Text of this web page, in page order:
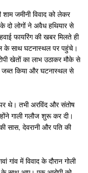
शाम जमीनी विवाद को लेकर
दो लोगों ने अवैध हथियार से
फायरिंग की खबर मिलते ही
के साथ घटनास्थल पर पहुंचे।
खेतों का लाभ उठाकर मौके से
जब्त किया और घटनास्थल से
थे। तभी अरविंद और संतोष
गाली गलौज शुरू कर दी।
सास, देवरानी और पति की
गांव में विवाद के दौरान गोली